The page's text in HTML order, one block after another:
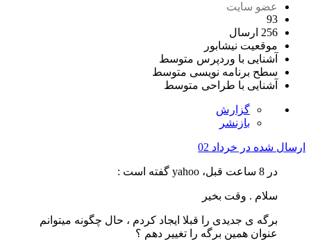
عضو سایت
93
256 ارسال
موقعیت نیشابور
آشنایی با وردپرس متوسط
سطح برنامه نویسی متوسط
آشنایی با طراحی متوسط
گزارش
بازنشر
ارسال شده در خرداد 02
در 8 ساعت قبل، yahoo گفته است :
سلام . وقت بخیر
برگه ی جدیدی را قبلا ایجاد کردم ، حال چگونه میتوانم
عنوان همین برگه را تغییر دهم ؟